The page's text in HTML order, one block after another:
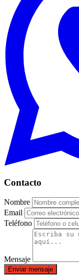
Contacto
Nombre
Email
Teléfono
Mensaje
Enviar mensaje